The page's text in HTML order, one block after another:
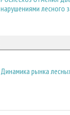
нарушениями лесного
Динамика рынка